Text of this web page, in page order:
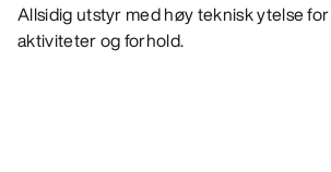
Allsidig utstyr med høy teknisk ytelse
aktiviteter og forhold.